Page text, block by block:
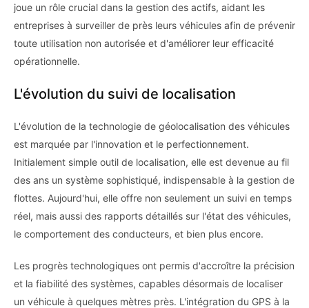
joue un rôle crucial dans la gestion des actifs, aidant les
entreprises à surveiller de près leurs véhicules afin de prévenir
toute utilisation non autorisée et d'améliorer leur efficacité
opérationnelle.
L'évolution du suivi de localisation
L'évolution de la technologie de géolocalisation des véhicules
est marquée par l'innovation et le perfectionnement.
Initialement simple outil de localisation, elle est devenue au fil
des ans un système sophistiqué, indispensable à la gestion de
flottes. Aujourd'hui, elle offre non seulement un suivi en temps
réel, mais aussi des rapports détaillés sur l'état des véhicules,
le comportement des conducteurs, et bien plus encore.
Les progrès technologiques ont permis d'accroître la précision
et la fiabilité des systèmes, capables désormais de localiser
un véhicule à quelques mètres près. L'intégration du GPS à la